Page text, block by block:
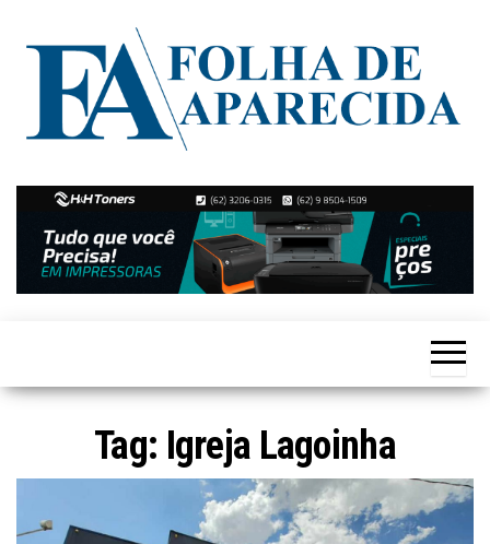
Folha de
Aparecida
Notícias
de
Aparecida
de
Goiânia
Tag: Igreja Lagoinha